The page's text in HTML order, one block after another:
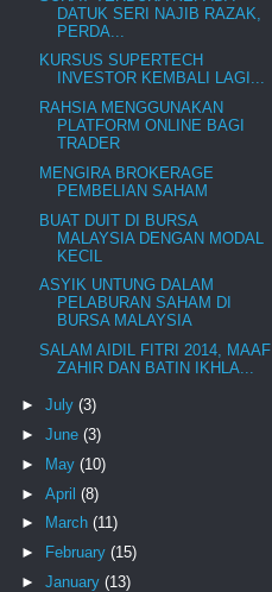
DATUK SERI NAJIB RAZAK,
PERDA...
KURSUS SUPERTECH
INVESTOR KEMBALI LAGI...
RAHSIA MENGGUNAKAN
PLATFORM ONLINE BAGI
TRADER
MENGIRA BROKERAGE
PEMBELIAN SAHAM
BUAT DUIT DI BURSA
MALAYSIA DENGAN MODAL
KECIL
ASYIK UNTUNG DALAM
PELABURAN SAHAM DI
BURSA MALAYSIA
SALAM AIDIL FITRI 2014, MAAF
ZAHIR DAN BATIN IKHLA...
► July (3)
► June (3)
►
May (10)
► April (8)
►
March (11)
►
February (15)
► January (13)